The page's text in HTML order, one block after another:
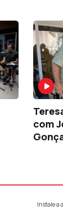
com
Instale a